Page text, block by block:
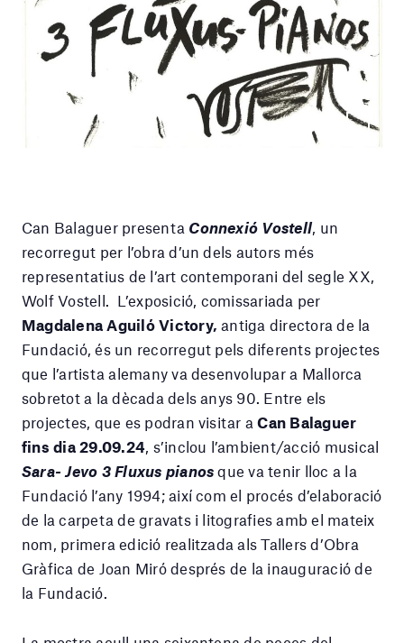
Can Balaguer presenta Connexió Vostell, un
recorregut per l’obra d’un dels autors més
representatius de l’art contemporani del segle XX,
Wolf Vostell. L’exposició, comissariada per
Magdalena Aguiló Victory, antiga directora de la
Fundació, és un recorregut pels diferents projectes
que l’artista alemany va desenvolupar a Mallorca
sobretot a la dècada dels anys 90. Entre els
projectes, que es podran visitar aCan Balaguer
fins dia 29.09.24 , s’inclou l’ambient/acció musical
Sara- Jevo 3 Fluxus pianos que va tenir lloc a la
Fundació l’any 1994; així com el procés d’elaboració
de la carpeta de gravats i litografies amb el mateix
nom, primera edició realitzada als Tallers d’Obra
Gràfica de Joan Miró després de la inauguració de
la Fundació.